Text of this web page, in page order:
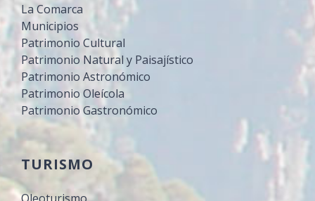
La Comarca
Municipios
Patrimonio Cultural
Patrimonio Natural y Paisajístico
Patrimonio Astronómico
Patrimonio Oleícola
Patrimonio Gastronómico
TURISMO